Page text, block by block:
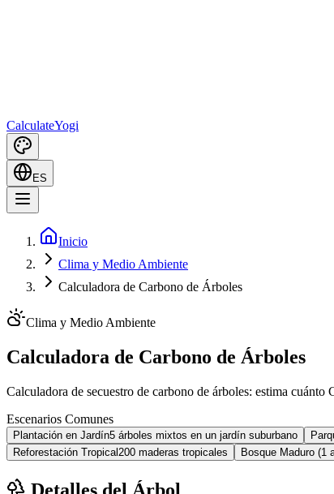
CalculateYogi
ES
Inicio
Clima y Medio Ambiente
Calculadora de Carbono de Árboles
Clima y Medio Ambiente
Calculadora de Carbono de Árboles
Calculadora de secuestro de carbono de árboles: estima
Escenarios Comunes
Plantación en Jardín5 árboles mixtos en un jardín suburbano
Reforestación Tropical200 maderas tropicales Bosque Maduro (1
Detalles del Árbol